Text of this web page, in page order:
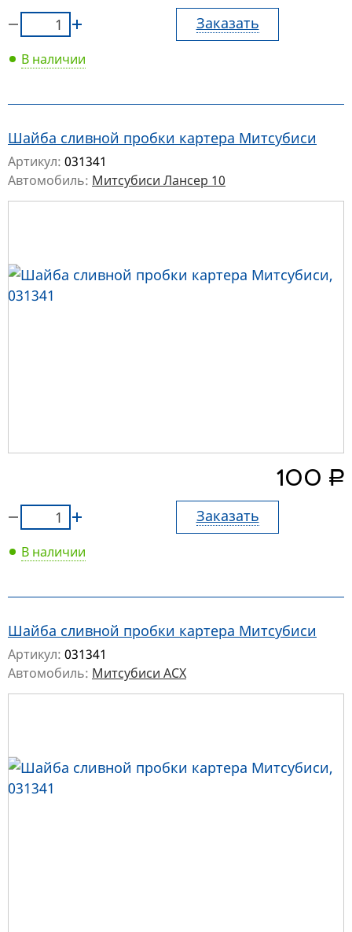
Заказать
В наличии
Шайба сливной пробки картера Митсубиси
Артикул: 031341
Автомобиль: Митсубиси Лансер 10
100 руб.
Заказать
В наличии
Шайба сливной пробки картера Митсубиси
Артикул: 031341
Автомобиль: Митсубиси АСХ